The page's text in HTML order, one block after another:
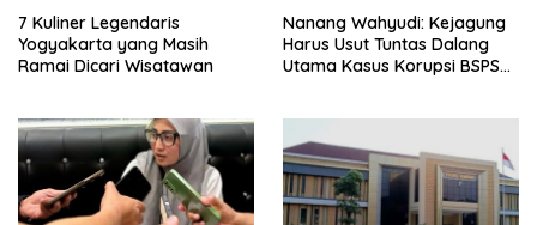
7 Kuliner Legendaris
Yogyakarta yang Masih
Ramai Dicari Wisatawan
Nanang Wahyudi: Kejagung
Harus Usut Tuntas Dalang
Utama Kasus Korupsi BSPS